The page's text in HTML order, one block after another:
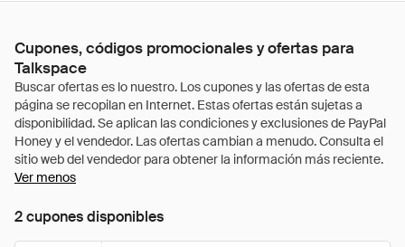
Cupones, códigos promocionales y ofertas para
Talkspace
Ver menos
2 cupones disponibles